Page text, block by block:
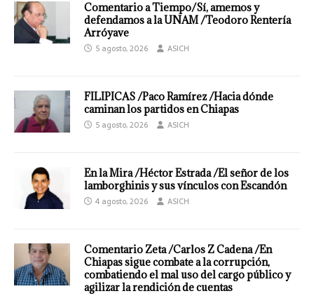
Comentario a Tiempo/Sí, amemos y
defendamos a la UNAM /Teodoro Rentería
Arróyave
5 agosto, 2026 ASICH
FILIPICAS /Paco Ramírez /Hacia dónde
caminan los partidos en Chiapas
5 agosto, 2026 ASICH
En la Mira /Héctor Estrada /El señor de los
lamborghinis y sus vínculos con Escandón
4 agosto, 2026 ASICH
Comentario Zeta /Carlos Z Cadena /En
Chiapas sigue combate a la corrupción,
combatiendo el mal uso del cargo público y
agilizar la rendición de cuentas